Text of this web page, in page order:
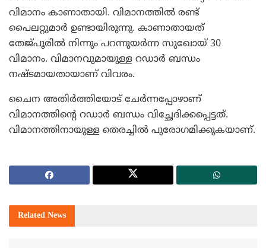
വിമാനം കാണാതായി. വിമാനത്തില്‍ രണ്ട്
പൈലറ്റുമാര്‍ ഉണ്ടായിരുന്നു. കാണാതായത്
തേജ്പൂരില്‍ നിന്നും പറന്നുയര്‍ന്ന സുഖോയ് 30
വിമാനം. വിമാനവുമായുള്ള റഡാര്‍ ബന്ധം
നഷ്ടമായതായാണ് വിവരം.
ചൈന അതിര്‍ത്തിയോട് ചേര്‍ന്നപ്പോഴാണ്
വിമാനത്തിന്റെ റഡാര്‍ ബന്ധം വിച്ഛേദിക്കപ്പെട്ടത്.
വിമാനത്തിനായുള്ള തെരച്ചില്‍ പുരോഗമിക്കുകയാണ്.
Related News